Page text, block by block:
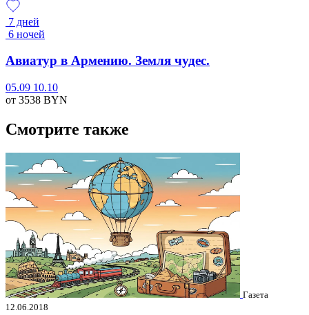
7 дней
6 ночей
Авиатур в Армению. Земля чудес.
05.09 10.10
от 3538 BYN
Смотрите также
Газета
12.06.2018